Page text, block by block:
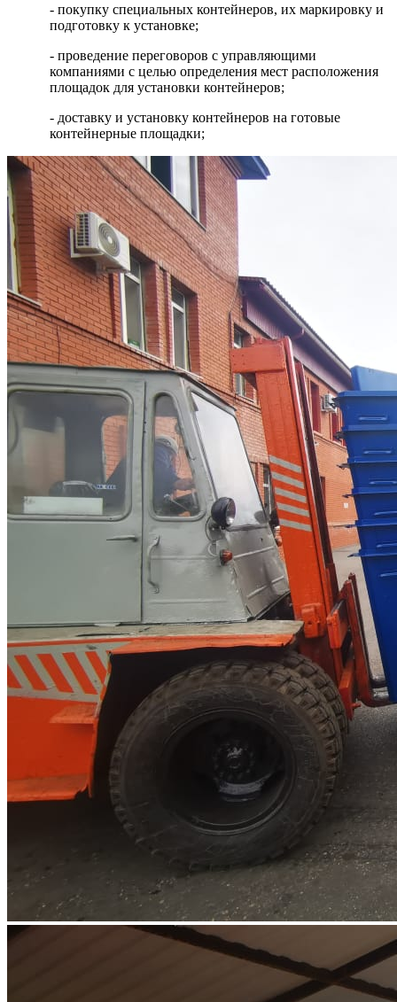
- покупку специальных контейнеров, их маркировку и
подготовку к установке;
- проведение переговоров с управляющими
компаниями с целью определения мест расположения
площадок для установки контейнеров;
- доставку и установку контейнеров на готовые
контейнерные площадки;